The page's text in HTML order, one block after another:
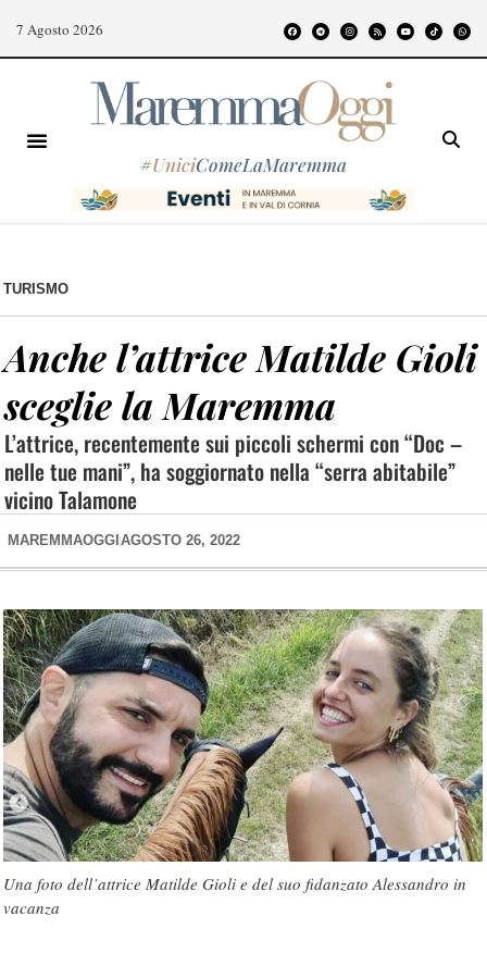
7 Agosto 2026
#UniciComeLaMaremma
TURISMO
Anche l’attrice Matilde Gioli
sceglie la Maremma
L’attrice, recentemente sui piccoli schermi con “Doc –
nelle tue mani”, ha soggiornato nella “serra abitabile”
vicino Talamone
MAREMMAOGGI AGOSTO 26, 2022
Una foto dell’attrice Matilde Gioli e del suo fidanzato Alessandro in
vacanza